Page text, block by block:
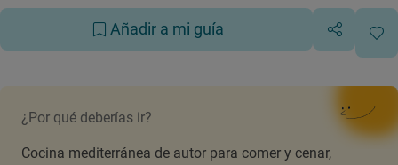
Añadir a mi guía
¿Por qué deberías ir?
Cocina mediterránea de autor para comer y cenar,